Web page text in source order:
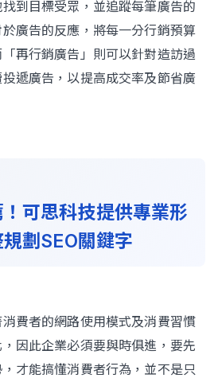
到目標受眾，並追蹤每筆廣告的
廣告的反應，將每一分行銷預算
再行銷廣告」則可以針對造訪過
遞廣告，以提高成交率及節省廣
可思科技提供專業形
劃SEO關鍵字
費者的網路使用模式及消費習慣
因此企業必須要與時俱進，要先
才能搞懂消費者行為，並不是只